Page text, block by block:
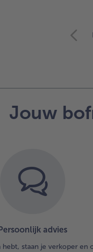
Jouw
Persoonlijk advies
hebt, staan je verkoper en